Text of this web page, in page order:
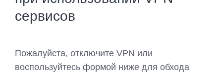
сервисов
Пожалуйста, отключите VPN или
воспользуйтесь формой ниже для обхода